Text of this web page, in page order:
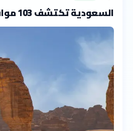
السعودية تكتشف 103 مواقع أثرية بعالية نجد